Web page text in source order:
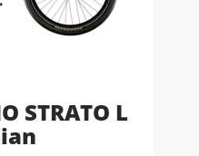
STRATO L